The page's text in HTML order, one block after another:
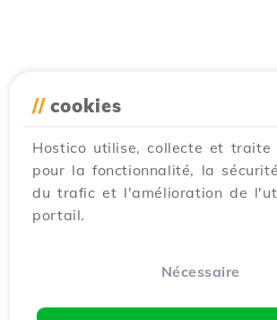
// cookies
Hostico utilise, collecte et traite
pour la fonctionnalité, la
du trafic et l'amélioration de
portail.
Nécessaire